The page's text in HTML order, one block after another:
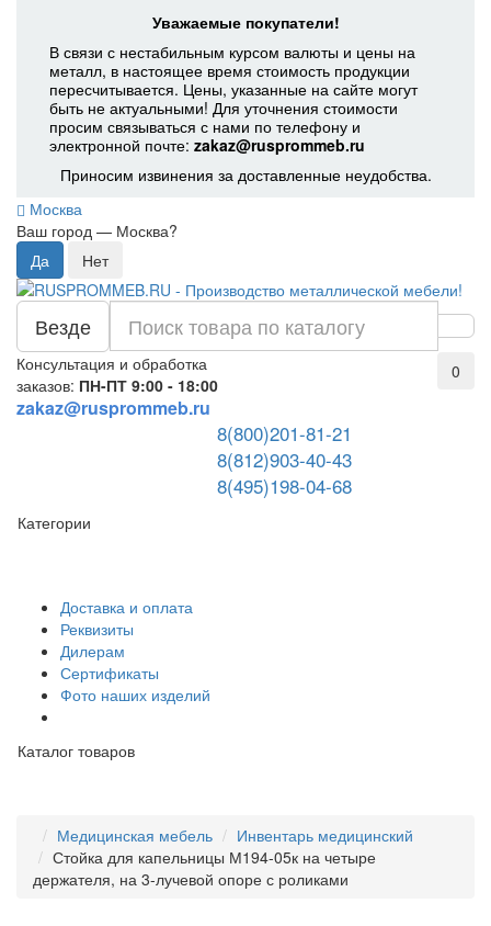
Уважаемые покупатели!
В связи с нестабильным курсом валюты и цены на
металл, в настоящее время стоимость продукции
пересчитывается. Цены, указанные на сайте могут
быть не актуальными! Для уточнения стоимости
просим связываться с нами по телефону и
электронной почте: zakaz@rusprommeb.ru
Приносим извинения за доставленные неудобства.
Москва
Ваш город — Москва?
Везде
Консультация и обработка
заказов: ПН-ПТ 9:00 - 18:00
zakaz@rusprommeb.ru
8(800)201-81-21
8(812)903-40-43
8(495)198-04-68
0
Категории
Доставка и оплата
Реквизиты
Дилерам
Сертификаты
Фото наших изделий
Каталог товаров
Медицинская мебель
Инвентарь медицинский
Стойка для капельницы М194-05к на четыре
держателя, на 3-лучевой опоре с роликами